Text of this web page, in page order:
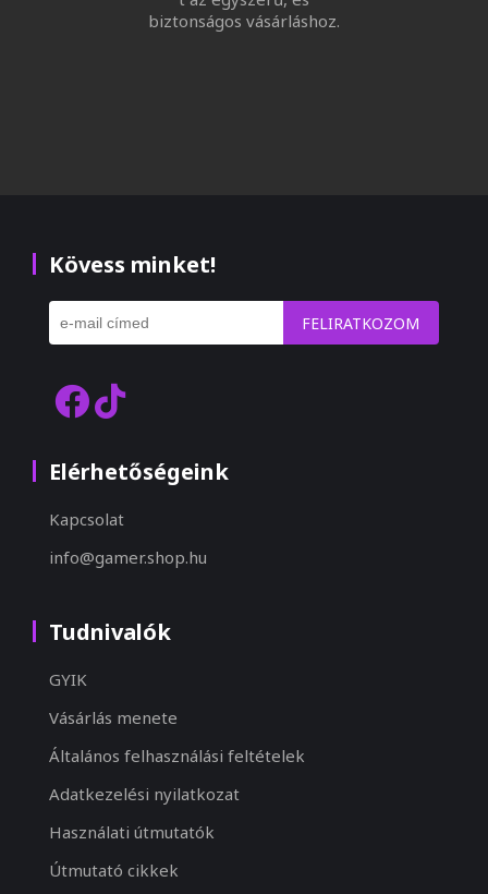
biztonságos vásárláshoz.
Kövess minket!
FELIRATKOZOM
Elérhetőségeink
Kapcsolat
info@gamer.shop.hu
Tudnivalók
GYIK
Vásárlás menete
Általános felhasználási feltételek
Adatkezelési nyilatkozat
Használati útmutatók
Útmutató cikkek